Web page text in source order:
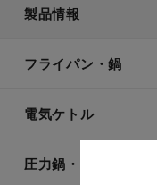
製品情報
フライパン・鍋
電気ケトル
圧力鍋・電気圧力鍋